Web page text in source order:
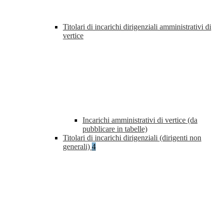
Titolari di incarichi dirigenziali amministrativi di
vertice
Incarichi amministrativi di vertice (da
pubblicare in tabelle)
Titolari di incarichi dirigenziali (dirigenti non
generali) 4